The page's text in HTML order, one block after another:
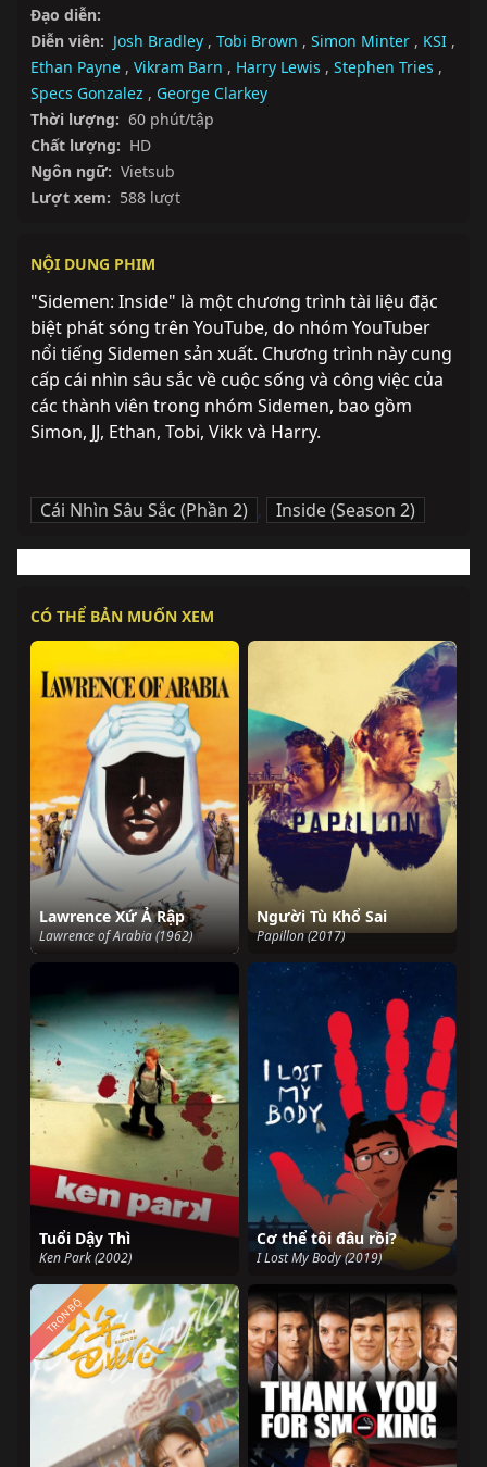
Đạo diễn:
Diễn viên: Josh Bradley , Tobi Brown , Simon Minter , KSI ,
Ethan Payne , Vikram Barn , Harry Lewis , Stephen Tries ,
Specs Gonzalez , George Clarkey
Thời lượng: 60 phút/tập
Chất lượng: HD
Ngôn ngữ: Vietsub
Lượt xem: 588 lượt
NỘI DUNG PHIM
"Sidemen: Inside" là một chương trình tài liệu đặc
biệt phát sóng trên YouTube, do nhóm YouTuber
nổi tiếng Sidemen sản xuất. Chương trình này cung
cấp cái nhìn sâu sắc về cuộc sống và công việc của
các thành viên trong nhóm Sidemen, bao gồm
Simon, JJ, Ethan, Tobi, Vikk và Harry.
Cái Nhìn Sâu Sắc (Phần 2) , Inside (Season 2)
CÓ THỂ BẢN MUỐN XEM
Lawrence Xứ Ả Rập
Lawrence of Arabia (1962)
Người Tù Khổ Sai
Papillon (2017)
Tuổi Dậy Thì
Ken Park (2002)
Cơ thể tôi đâu rồi?
I Lost My Body (2019)
TRỌN BỘ